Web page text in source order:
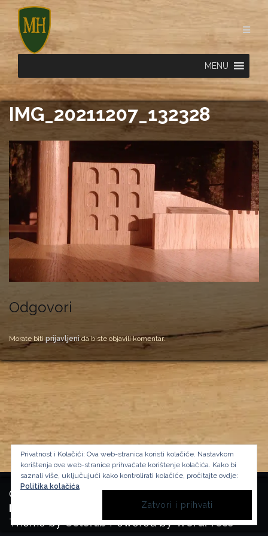
Skip
content
MENU
IMG_20211207_132328
Odgovori
Morate biti prijavljenida biste objavili komentar.
Copyright Manufactura Historica, 2024.
Background image by kbzaon Freepik
Theme byColorlibPowered byWordPress BACK
Privatnost i Kolačići: Ova web-stranica koristi kolačiće. Nastavkom
korištenja ove web-stranice prihvaćate korištenje kolačića. Kako bi
saznali više, uključujući kako kontrolirati kolačiće, pročitajte ovdje:
Politika kolačića